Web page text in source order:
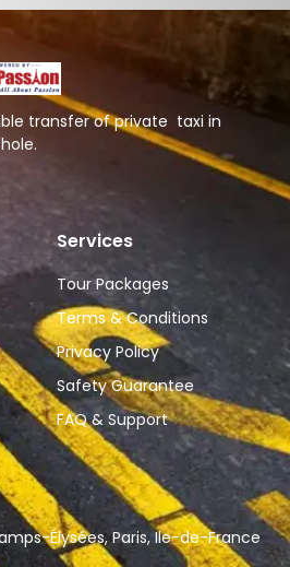
transfer of private taxi in
Services
Tour Packages
Terms & Conditions
Privacy Policy
Safety Guarantee
FAQ & Support
Élysées, Paris, Ile-de-France